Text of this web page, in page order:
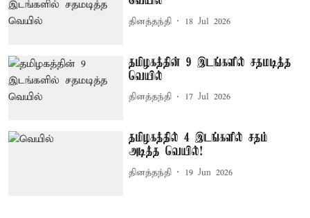
தினத்தந்தி 18 Jul 2026
தமிழகத்தின் 9 இடங்களில் சதமடித்த
வெயில்
தினத்தந்தி 17 Jul 2026
தமிழகத்தில் 4 இடங்களில் சதம்
அடித்த வெயில்!
தினத்தந்தி 19 Jun 2026